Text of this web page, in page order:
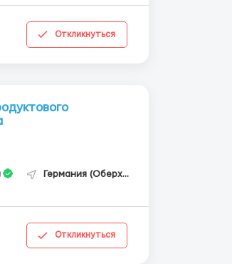
Откликнуться
Германия (Оберхаузен)
Откликнуться